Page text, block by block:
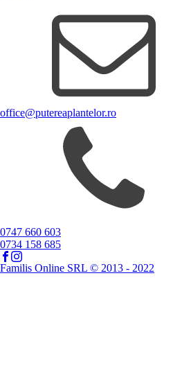
office@putereaplantelor.ro
0747 660 603
0734 158 685
Familis Online SRL © 2013 - 2022